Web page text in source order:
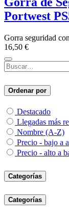
Portwest
Gorra seguridad
16,50 €
Ordenar por
Destacado
Llegadas más
Nombre (A-Z)
Precio - bajo a
Precio - alto a
Categorías
Categorías